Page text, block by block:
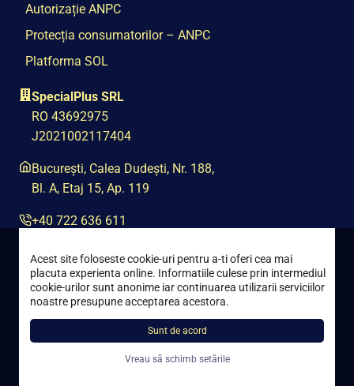
Autorizație ANPC
Protecția consumatorilor – ANPC
Platforma SOL
SpecialPlus SRL
RO 43692975
J2021002117404
București, Calea Dudești, Nr. 188,
Bl. A, Etaj 15, Ap. 119
+40 722 636 611
contact@special-plus.ro
Toate drepturile rezervate © 2021 – 2026 Special Plus
Acest site foloseste cookie-uri pentru a-ti oferi cea mai
placuta experienta online. Informatiile culese prin intermediul
cookie-urilor sunt anonime iar continuarea utilizarii serviciilor
noastre presupune acceptarea acestora.
Sunt de acord
Vreau să schimb setările